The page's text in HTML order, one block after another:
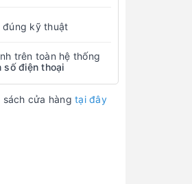
đúng kỹ thuật
trên toàn hệ thống
số điện thoại
sách cửa hàngtại đây